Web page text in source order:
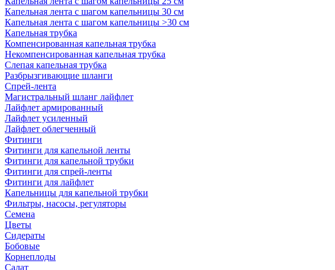
Капельная лента с шагом капельницы 30 см
Капельная лента с шагом капельницы >30 см
Капельная трубка
Компенсированная капельная трубка
Некомпенсированная капельная трубка
Слепая капельная трубка
Разбрызгивающие шланги
Спрей-лента
Магистральный шланг лайфлет
Лайфлет армированный
Лайфлет усиленный
Лайфлет облегченный
Фитинги
Фитинги для капельной ленты
Фитинги для капельной трубки
Фитинги для спрей-ленты
Фитинги для лайфлет
Капельницы для капельной трубки
Фильтры, насосы, регуляторы
Семена
Цветы
Сидераты
Бобовые
Корнеплоды
Салат